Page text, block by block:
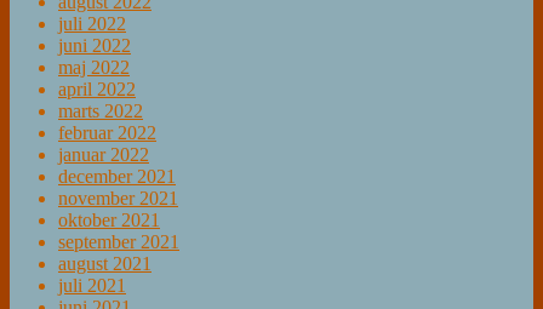
juli 2022
juni 2022
maj 2022
april 2022
marts 2022
februar 2022
januar 2022
december 2021
november 2021
oktober 2021
september 2021
august 2021
juli 2021